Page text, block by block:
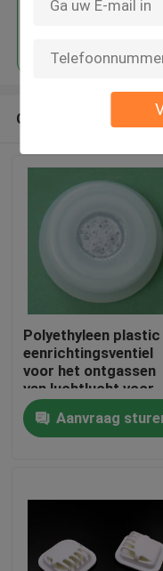
Geadviseerde
Polyethyleen plastic
eenrichtingsventiel
voor het ontgassen
van luchtlucht voor
het verpakken van
koffiebonen met
Aanvraag